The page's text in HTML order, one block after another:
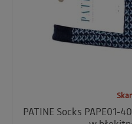
PATINE Socks PAPE01-